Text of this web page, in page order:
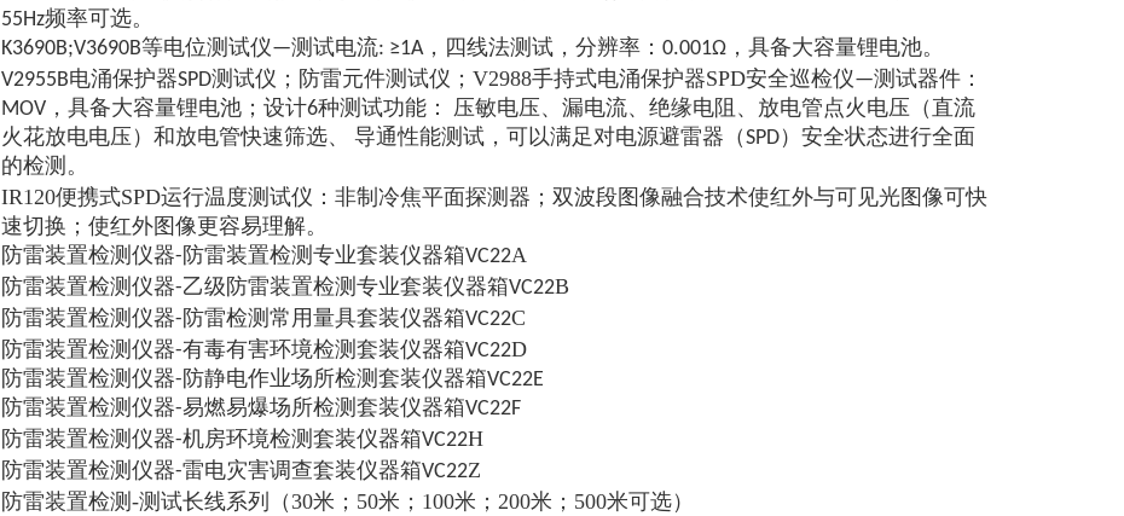
55Hz频率可选。
K3690B;V3690B等电位测试仪—测试电流: ≥1A，四线法测试，分辨率：0.001Ω，具备大容量锂电池。
V2955B电涌保护器SPD测试仪；防雷元件测试仪； V2988手持式电涌保护器SPD安全巡检仪—测试器件：
MOV，具备大容量锂电池；设计6种测试功能： 压敏电压、漏电流、绝缘电阻、放电管点火电压（直流
火花放电电压）和放电管快速筛选、 导通性能测试，可以满足对电源避雷器（SPD）安全状态进行全面
的检测。
IR120便携式SPD运行温度测试仪： 非制冷焦平面探测器；双波段图像融合技术使红外与可见光图像可快
速切换；使红外图像更容易理解。
防雷装置检测仪器-防雷装置检测专业套装仪器箱VC22A
防雷装置检测仪器-乙级防雷装置检测专业套装仪器箱VC22B
防雷装置检测仪器- 防雷检测常用量具套装仪器箱VC22C
防雷装置检测仪器-有毒有害环境检测套装仪器箱VC22D
防雷装置检测仪器-防静电作业场所检测套装仪器箱VC22E
防雷装置检测仪器-易燃易爆场所检测套装仪器箱VC22F
防雷装置检测仪器-机房环境检测套装仪器箱VC22H
防雷装置检测仪器-雷电灾害调查套装仪器箱VC22Z
防雷装置检测-测试长线系列（30米；50米；100米；200米；500米可选）